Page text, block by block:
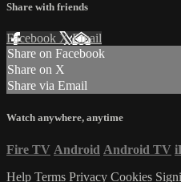
Share with friends
Facebook XEmail
Share on Facebook
Share on X
Share via Email
Watch anywhere, anytime
Fire TV Android Android TV
Help Terms Privacy Cookies